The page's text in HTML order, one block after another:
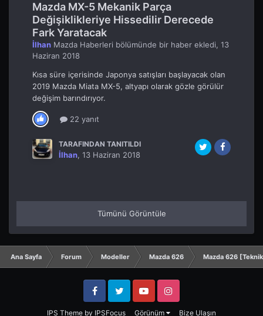
Mazda MX-5 Mekanik Parça
Değişiklikleriye Hissedilir Derecede
Fark Yaratacak
İlhan Mazda Haberleri bölümünde bir haber ekledi, 13
Haziran 2018
Kısa süre içerisinde Japonya satışları başlayacak olan
2019 Mazda Miata MX-5, altyapı olarak gözle görülür
değişim barındırıyor.
22 yanıt
TARAFINDAN TANITILDI
İlhan, 13 Haziran 2018
Tümünü Görüntüle
Ana Sayfa Forum Modeller Mazda 626 Mazda 626
IPS Theme by IPSFocus Görünüm Bize Ulaşın
FacebookTwitter YouTube Instagram